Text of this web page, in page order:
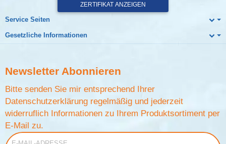
Service Seiten
Gesetzliche Informationen
Newsletter Abonnieren
Bitte senden Sie mir entsprechend Ihrer
Datenschutzerklärung regelmäßig und jederzeit
widerruflich Informationen zu Ihrem Produktsortiment per
E-Mail zu.
E-Mail-Adresse